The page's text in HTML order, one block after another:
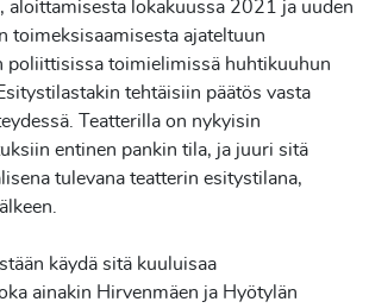
aloittamisesta lokakuussa 2021 ja uuden
toimeksisaamisesta ajateltuun
poliittisissa toimielimissä huhtikuuhun
tehtäisiin päätös vasta
Teatterilla on nykyisin
entinen pankin tila, ja juuri sitä
tulevana teatterin esitystilana,
käydä sitä kuuluisaa
ainakin Hirvenmäen ja Hyötylän